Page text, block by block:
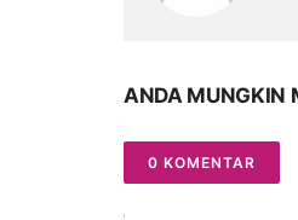
ANDA MUNGKIN
0 KOMENTAR